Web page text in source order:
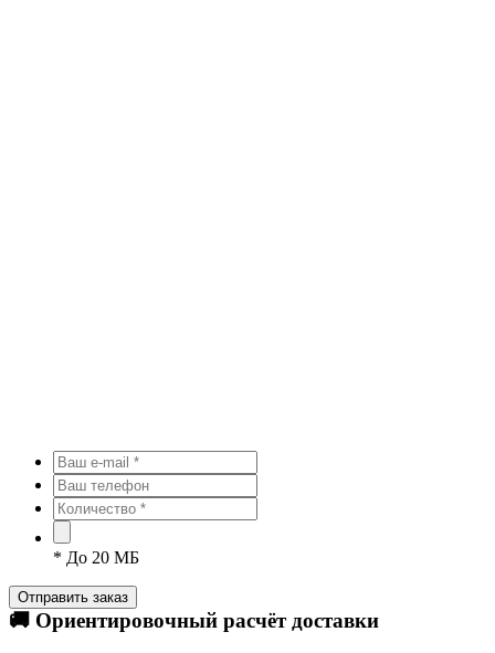
* До 20 МБ
Отправить заказ
🚚 Ориентировочный расчёт доставки